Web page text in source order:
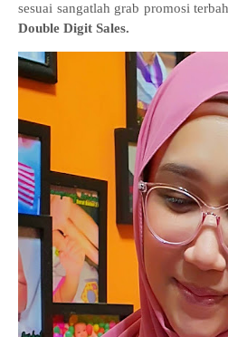
sesuai sangatlah grab promosi
Double Digit Sales.